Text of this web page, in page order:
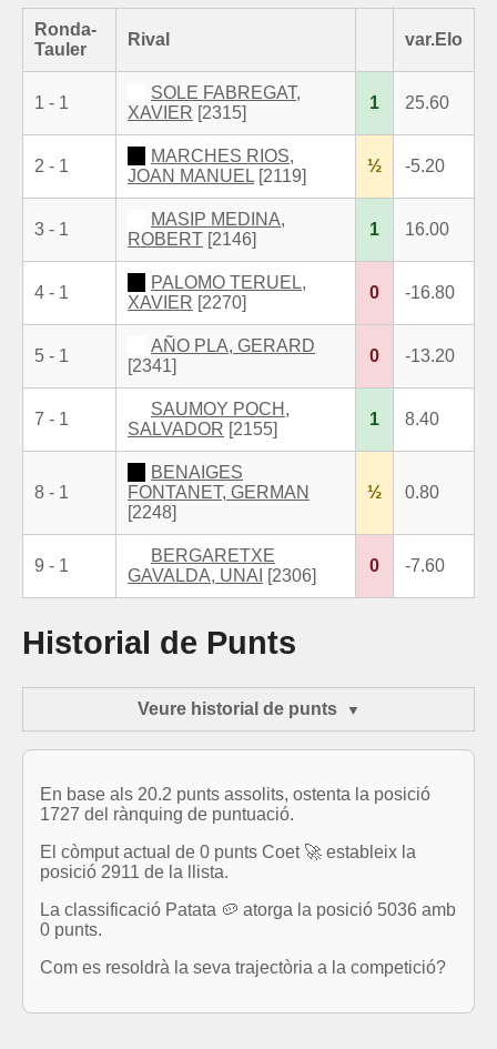
Ronda-
Tauler
Rival var.Elo
1 - 1
SOLE FABREGAT,
XAVIER [2315]
1 25.60
2 - 1
MARCHES RIOS,
JOAN MANUEL [2119]
½ -5.20
3 - 1
MASIP MEDINA,
ROBERT [2146]
1 16.00
4 - 1
PALOMO TERUEL,
XAVIER [2270]
0 -16.80
5 - 1
AÑO PLA, GERARD
[2341]
0 -13.20
7 - 1
SAUMOY POCH,
SALVADOR [2155]
1 8.40
8 - 1
BENAIGES
FONTANET, GERMAN
[2248]
½ 0.80
9 - 1
BERGARETXE
GAVALDA, UNAI
[2306]
0 -7.60
Historial de Punts
Veure historial de punts
En base als 20.2 punts assolits, ostenta la posició
1727 del rànquing de puntuació.
El còmput actual de 0 punts Coet 🚀 estableix la
posició 2911 de la llista.
La classificació Patata 🥔 atorga la posició 5036 amb
0 punts.
Com es resoldrà la seva trajectòria a la competició?